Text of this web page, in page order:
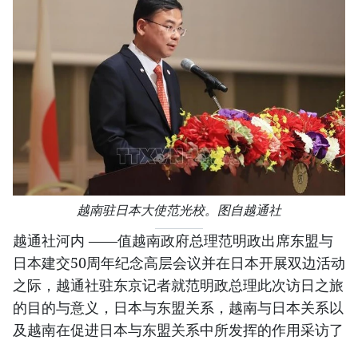
越南驻日本大使范光校。图自越通社
越通社河内 ——值越南政府总理范明政出席东盟与
日本建交50周年纪念高层会议并在日本开展双边活动
之际，越通社驻东京记者就范明政总理此次访日之旅
的目的与意义，日本与东盟关系，越南与日本关系以
及越南在促进日本与东盟关系中所发挥的作用采访了